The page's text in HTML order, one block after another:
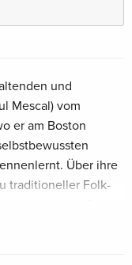
CHF 23.50
und
Mescal) vom
er am Boston
Über ihre
traditioneller Folk-
erreicht Lionel ein